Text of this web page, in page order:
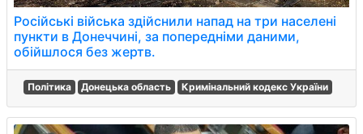
Російські війська здійснили напад на три населені
пункти в Донеччині, за попередніми даними,
обійшлося без жертв.
Політика Донецька область Кримінальний кодекс України